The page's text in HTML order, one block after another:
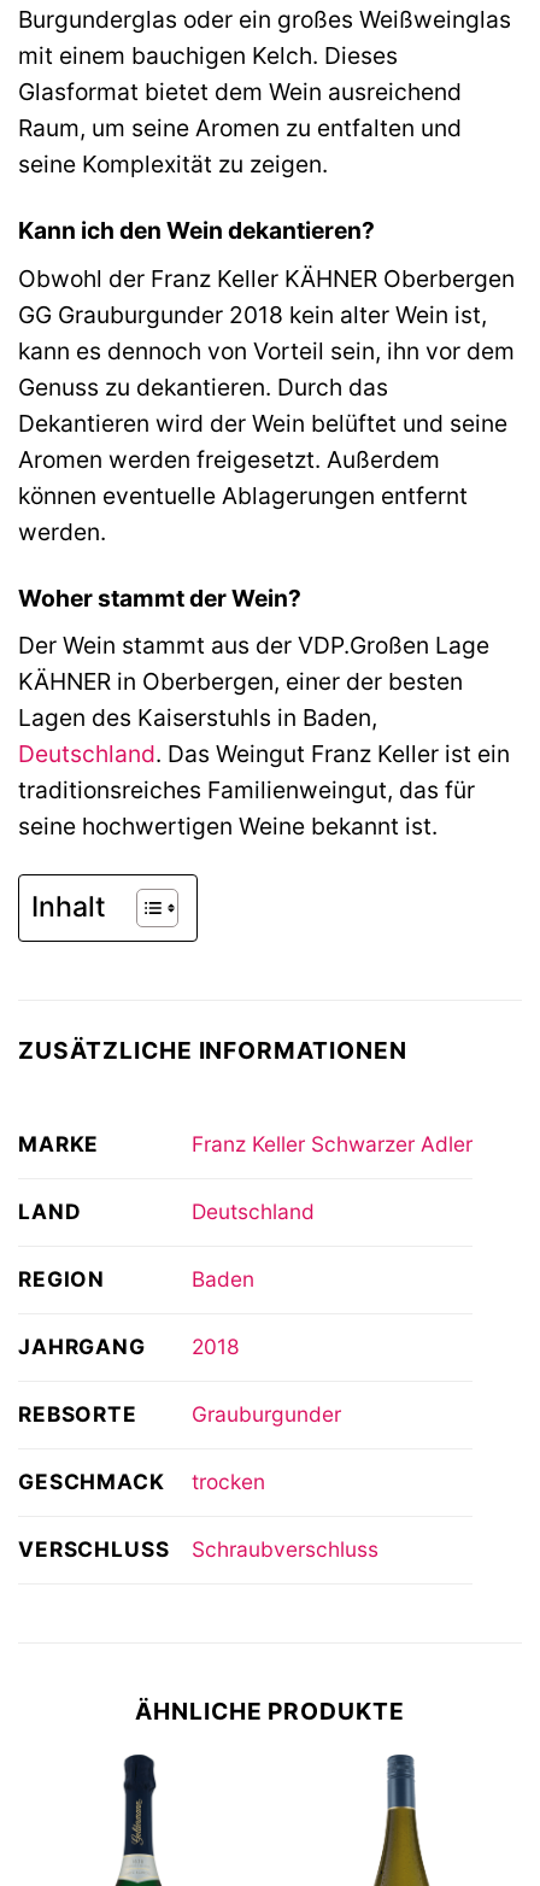
Burgunderglas oder ein großes Weißweinglas
mit einem bauchigen Kelch. Dieses
Glasformat bietet dem Wein ausreichend
Raum, um seine Aromen zu entfalten und
seine Komplexität zu zeigen.
Kann ich den Wein dekantieren?
Obwohl der Franz Keller KÄHNER Oberbergen
GG Grauburgunder 2018 kein alter Wein ist,
kann es dennoch von Vorteil sein, ihn vor dem
Genuss zu dekantieren. Durch das
Dekantieren wird der Wein belüftet und seine
Aromen werden freigesetzt. Außerdem
können eventuelle Ablagerungen entfernt
werden.
Woher stammt der Wein?
Der Wein stammt aus der VDP.Großen Lage
KÄHNER in Oberbergen, einer der besten
Lagen des Kaiserstuhls in Baden,
Deutschland. Das Weingut Franz Keller ist ein
traditionsreiches Familienweingut, das für
seine hochwertigen Weine bekannt ist.
Inhalt
ZUSÄTZLICHE INFORMATIONEN
MARKE Franz Keller Schwarzer Adler
LAND Deutschland
REGION Baden
JAHRGANG 2018
REBSORTE Grauburgunder
GESCHMACK trocken
VERSCHLUSS Schraubverschluss
ÄHNLICHE PRODUKTE